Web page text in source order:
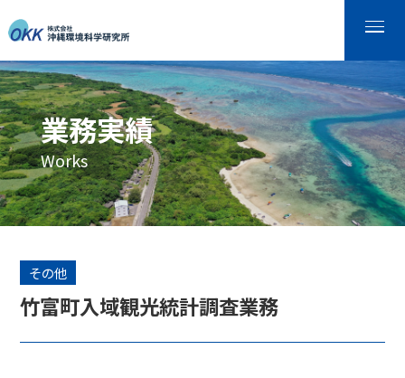
業務実績
Works
竹富町入域観光統計調査業務
その他